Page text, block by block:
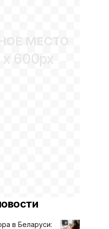
МЕСТО
600px
в Беларуси: